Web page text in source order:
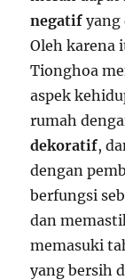
negatif yang
Oleh karena
Tionghoa
aspek
rumah
dekoratif,
dengan
berfungsi
dan
memasuki
yang bersih